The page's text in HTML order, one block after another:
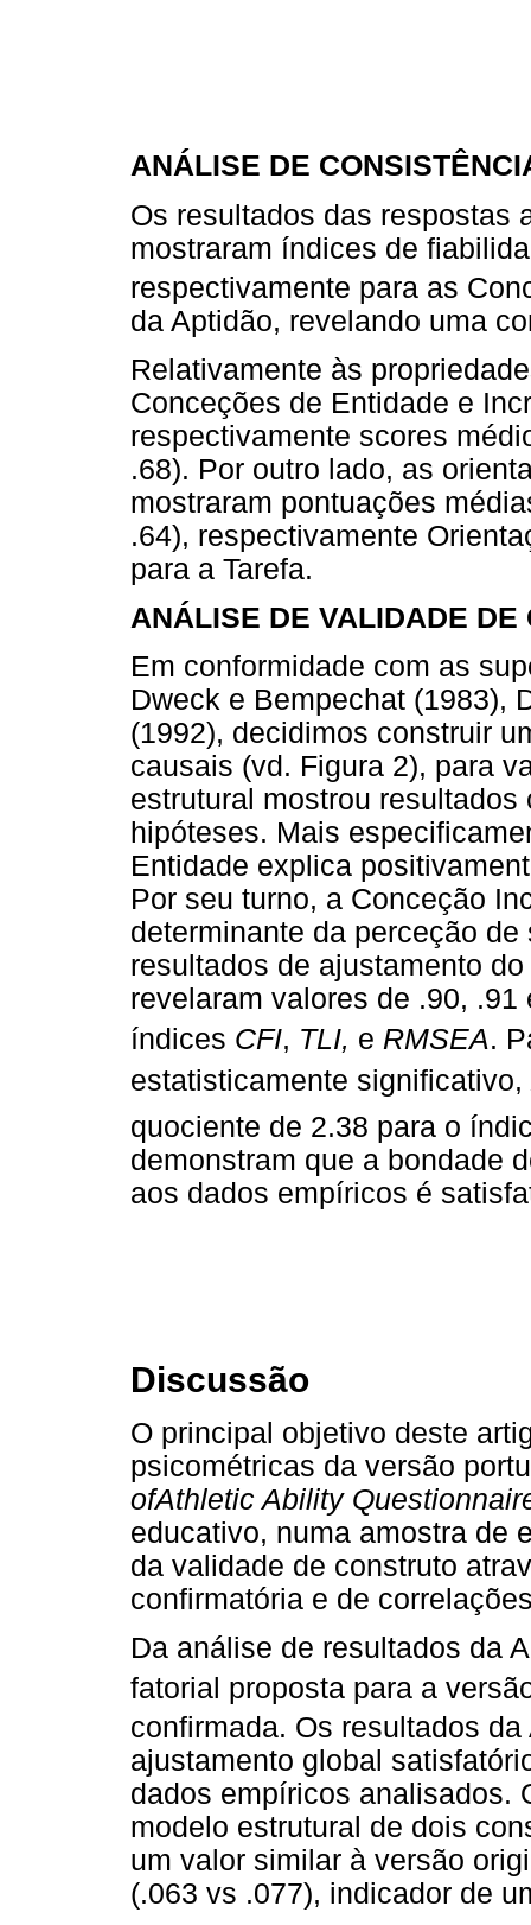
ANÁLISE DE
Os resultados das respostas
mostraram índices de
respectivamente para as
da Aptidão, revelando uma
Relativamente às
Conceções de Entidade e
respectivamente scores
.68). Por outro lado, as
mostraram pontuações
.64), respectivamente
para a Tarefa.
ANÁLISE DE VALIDADE DE
Em conformidade com as
Dweck e Bempechat (1983),
(1992), decidimos construir
causais (vd. Figura 2), para
estrutural mostrou
hipóteses. Mais
Entidade explica
Por seu turno, a Conceção
determinante da perceção
resultados de ajustamento
revelaram valores de .90,
índices CFI, TLI, e RMSEA.
estatisticamente significativo,
quociente de 2.38 para o
demonstram que a bondade
aos dados empíricos é
Discussão
O principal objetivo deste
psicométricas da versão
ofAthletic Ability
educativo, numa amostra de
da validade de construto
confirmatória e de
Da análise de resultados da
fatorial proposta para a
confirmada. Os resultados
ajustamento global
dados empíricos analisados.
modelo estrutural de dois
um valor similar à versão
(.063 vs .077), indicador de